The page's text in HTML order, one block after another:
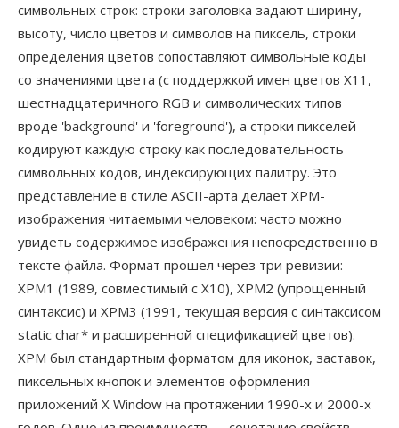
символьных строк: строки заголовка задают ширину,
высоту, число цветов и символов на пиксель, строки
определения цветов сопоставляют символьные коды
со значениями цвета (с поддержкой имен цветов X11,
шестнадцатеричного RGB и символических типов
вроде 'background' и 'foreground'), а строки пикселей
кодируют каждую строку как последовательность
символьных кодов, индексирующих палитру. Это
представление в стиле ASCII-арта делает XPM-
изображения читаемыми человеком: часто можно
увидеть содержимое изображения непосредственно в
тексте файла. Формат прошел через три ревизии:
XPM1 (1989, совместимый с X10), XPM2 (упрощенный
синтаксис) и XPM3 (1991, текущая версия с синтаксисом
static char* и расширенной спецификацией цветов).
XPM был стандартным форматом для иконок, заставок,
пиксельных кнопок и элементов оформления
приложений X Window на протяжении 1990-х и 2000-х